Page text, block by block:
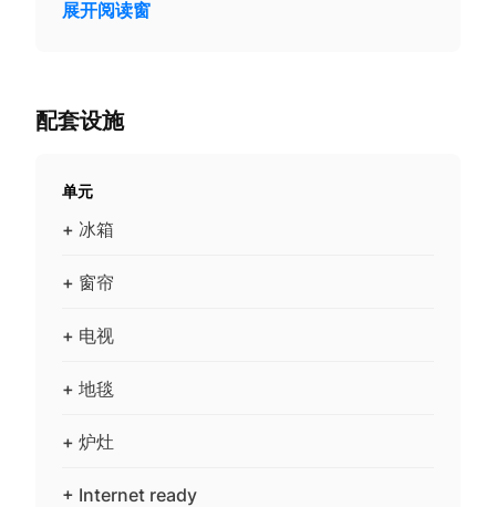
展开阅读窗
配套设施
单元
+ 冰箱
+ 窗帘
+ 电视
+ 地毯
+ 炉灶
+ Internet ready